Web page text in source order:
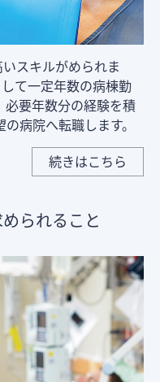
スキルがめられま
て一定年数の病棟勤
必要年数分の経験を積
病院へ転職します。
続きはこちら
られること